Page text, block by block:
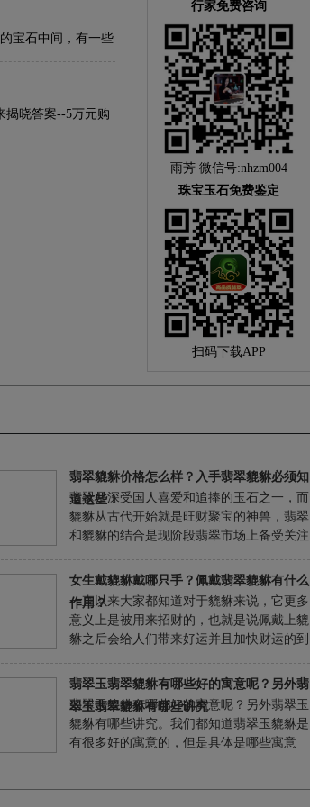
宝石中间，有一些
案的。常常因为这
为一块翡翠增加了
揭晓答案--5万元购
行家免费咨询
雨芳 微信号:nhzm004
珠宝玉石免费鉴定
扫码下载APP
翡翠貔貅价格怎么样？入手翡翠貔貅必须知
道这些！
翡翠是深受国人喜爱和追捧的玉石之一，而
貔貅从古代开始就是旺财聚宝的神兽，翡翠
和貔貅的结合是现阶段翡翠市场上备受关注
不但寓意财源广进，也可以驱邪护体，同时
还能突显身份与独特品味。今天我们就来看
下翡翠貔貅的价格，以及假如要入手翡翠貔
貅需要了解的知识。
女生戴貔貅戴哪只手？佩戴翡翠貔貅有什么
作用？
一直以来大家都知道对于貔貅来说，它更多
意义上是被用来招财的，也就是说佩戴上貔
貅之后会给人们带来好运并且加快财运的到
着金融行业的朋友都是喜欢佩戴貔貅来帮助
自己，但是对于很多女性朋友来说，也可以
佩戴貔貅吗？毕竟自古以来也是有着男的佩
戴菩萨，女的佩戴佛的讲究，所以对于女生
如果喜欢貔貅的话，到底可不可以佩戴的这
翡翠玉翡翠貔貅有哪些好的寓意呢？另外翡
翠玉翡翠貔貅有哪些讲究
翡翠玉貔貅有哪些好的寓意呢？另外翡翠玉
貔貅有哪些讲究。我们都知道翡翠玉貔貅是
有很多好的寓意的，但是具体是哪些寓意